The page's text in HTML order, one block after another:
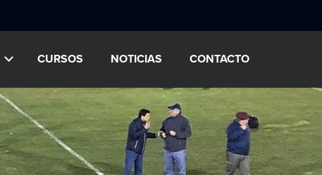
CURSOS NOTICIAS CONTACTO